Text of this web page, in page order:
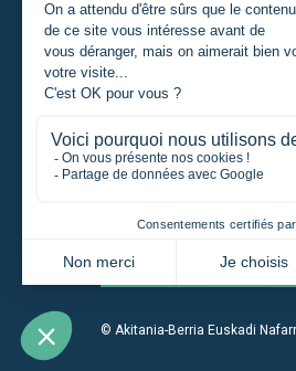
Nor naiz?
Ikaslea
Proiektu eremailea
Erakundea
© Akitania-Berria Euskadi